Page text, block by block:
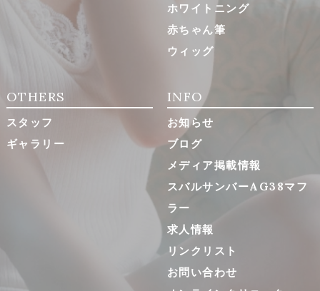
ホワイトニング
赤ちゃん筆
ウィッグ
OTHERS
スタッフ
ギャラリー
INFO
お知らせ
ブログ
メディア掲載情報
スバルサンバーAG38マフ
ラー
求人情報
リンクリスト
お問い合わせ